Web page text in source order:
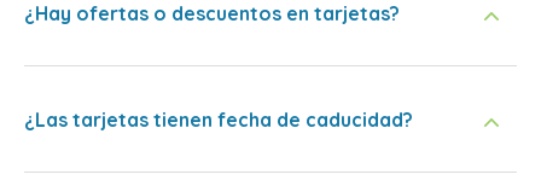
¿Hay ofertas o descuentos en tarjetas?
¿Las tarjetas tienen fecha de caducidad?